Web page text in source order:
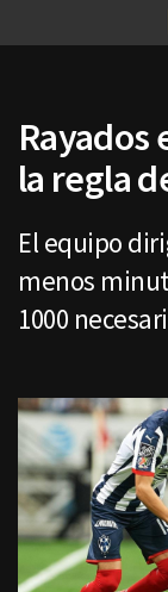
Rayados
la regla
El equipo
menos
1000